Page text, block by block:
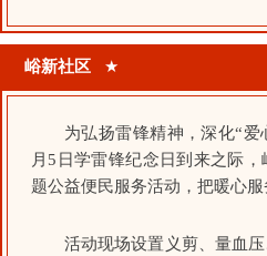
峪新社区 ★
为弘扬雷锋精神，深化“
月5日学雷锋纪念日到来之际
题公益便民服务活动，把暖心服
活动现场设置义剪、量血